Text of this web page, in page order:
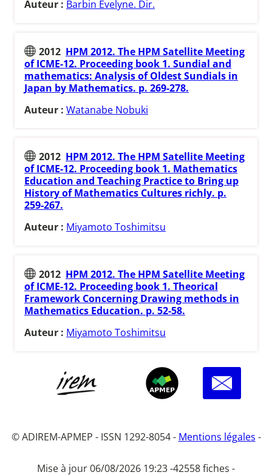
Auteur : Barbin Evelyne. Dir.
2012 HPM 2012. The HPM Satellite Meeting
of ICME-12. Proceeding book 1. Sundial and
mathematics: Analysis of Oldest Sundials in
Japan by Mathematics. p. 269-278.
Auteur : Watanabe Nobuki
2012 HPM 2012. The HPM Satellite Meeting
of ICME-12. Proceeding book 1. Mathematics
Education and Teaching Practice to Bring up
History of Mathematics Cultures richly. p.
259-267.
Auteur : Miyamoto Toshimitsu
2012 HPM 2012. The HPM Satellite Meeting
of ICME-12. Proceeding book 1. Theorical
Framework Concerning Drawing methods in
Mathematics Education. p. 52-58.
Auteur : Miyamoto Toshimitsu
© ADIREM-APMEP - ISSN 1292-8054 - Mentions légales -
Mise à jour 06/08/2026 19:23 -42558 fiches -